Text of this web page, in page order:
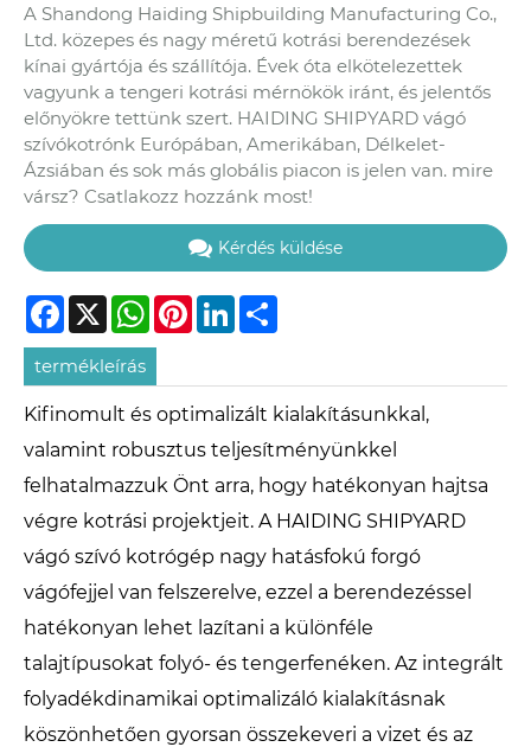
A Shandong Haiding Shipbuilding Manufacturing Co.,
Ltd. közepes és nagy méretű kotrási berendezések
kínai gyártója és szállítója. Évek óta elkötelezettek
vagyunk a tengeri kotrási mérnökök iránt, és jelentős
előnyökre tettünk szert. HAIDING SHIPYARD vágó
szívókotrónk Európában, Amerikában, Délkelet-
Ázsiában és sok más globális piacon is jelen van. mire
vársz? Csatlakozz hozzánk most!
Kérdés küldése
Facebook
X WhatsApp
PinterestLinkedIn
termékleírás
Kifinomult és optimalizált kialakításunkkal,
valamint robusztus teljesítményünkkel
felhatalmazzuk Önt arra, hogy hatékonyan hajtsa
végre kotrási projektjeit. A HAIDING SHIPYARD
vágó szívó kotrógép nagy hatásfokú forgó
vágófejjel van felszerelve, ezzel a berendezéssel
hatékonyan lehet lazítani a különféle
talajtípusokat folyó- és tengerfenéken. Az integrált
folyadékdinamikai optimalizáló kialakításnak
köszönhetően gyorsan összekeveri a vizet és az